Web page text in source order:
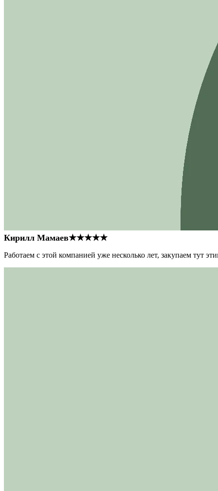
Кирилл Мамаев★★★★★
Работаем с этой компанией уже несколько лет, закупаем тут